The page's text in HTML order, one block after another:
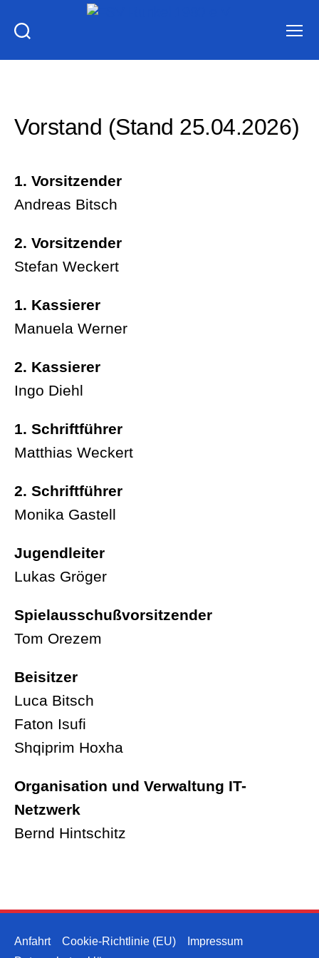
1980
Vorstand (Stand 25.04.2026)
1. Vorsitzender
Andreas Bitsch
2. Vorsitzender
Stefan Weckert
1. Kassierer
Manuela Werner
2. Kassierer
Ingo Diehl
1. Schriftführer
Matthias Weckert
2. Schriftführer
Monika Gastell
Jugendleiter
Lukas Gröger
Spielausschußvorsitzender
Tom Orezem
Beisitzer
Luca Bitsch
Faton Isufi
Shqiprim Hoxha
Organisation und Verwaltung IT-
Netzwerk
Bernd Hintschitz
Anfahrt Cookie-Richtlinie (EU)
Impressum